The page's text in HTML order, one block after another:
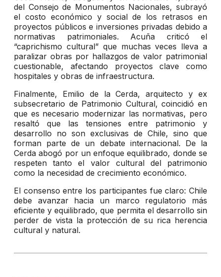
del Consejo de Monumentos Nacionales, subrayó
el costo económico y social de los retrasos en
proyectos públicos e inversiones privadas debido a
normativas patrimoniales. Acuña criticó el
“caprichismo cultural” que muchas veces lleva a
paralizar obras por hallazgos de valor patrimonial
cuestionable, afectando proyectos clave como
hospitales y obras de infraestructura.
Finalmente, Emilio de la Cerda, arquitecto y ex
subsecretario de Patrimonio Cultural, coincidió en
que es necesario modernizar las normativas, pero
resaltó que las tensiones entre patrimonio y
desarrollo no son exclusivas de Chile, sino que
forman parte de un debate internacional. De la
Cerda abogó por un enfoque equilibrado, donde se
respeten tanto el valor cultural del patrimonio
como la necesidad de crecimiento económico.
El consenso entre los participantes fue claro: Chile
debe avanzar hacia un marco regulatorio más
eficiente y equilibrado, que permita el desarrollo sin
perder de vista la protección de su rica herencia
cultural y natural.